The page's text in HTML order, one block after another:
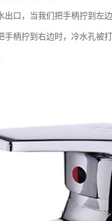
口，当我们把手柄拧到左
柄拧到右边时，冷水孔被